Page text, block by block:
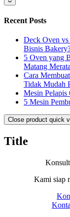
Recent Posts
Deck Oven
Bisnis
5 Oven yang
Matang Merata
Cara
Tidak Mudah
Mesin Pelapis
5 Mesin
Close product quick
Title
Kami siap